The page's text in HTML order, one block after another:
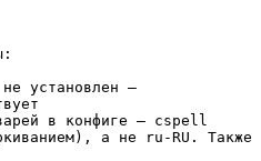
установлен —
в конфиге — cspell
а не ru-RU. Также